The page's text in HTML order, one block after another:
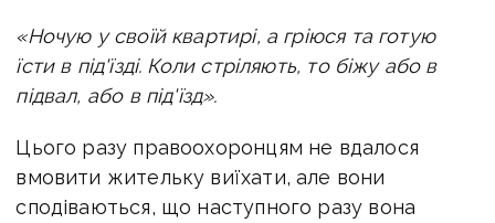
«Ночую у своїй квартирі, а гріюся та готую
їсти в під'їзді. Коли стріляють, то біжу або в
підвал, або в під'їзд».
Цього разу правоохоронцям не вдалося
вмовити жительку виїхати, але вони
сподіваються, що наступного разу вона